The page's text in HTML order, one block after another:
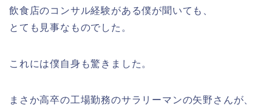
飲食店のコンサル経験がある僕が聞いても、
とても見事なものでした。
これには僕自身も驚きました。
まさか高卒の工場勤務のサラリーマンの矢野さんが、